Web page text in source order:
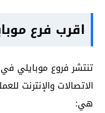
اقرب فرع
تنتشر فروع موبايلي
الاتصالات والإنترنت
هي: